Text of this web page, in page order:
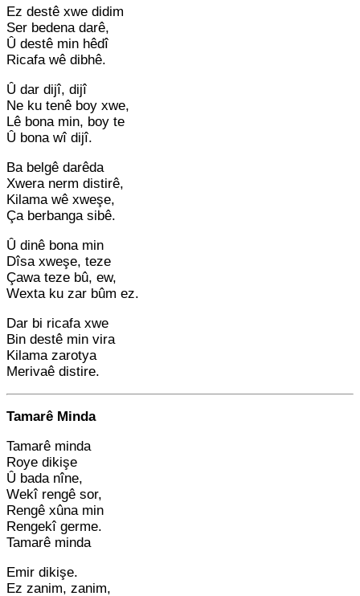
Ez destê xwe didim
Ser bedena darê,
Û destê min hêdî
Ricafa wê dibhê.
Û dar dijî, dijî
Ne ku tenê boy xwe,
Lê bona min, boy te
Û bona wî dijî.
Ba belgê darêda
Xwera nerm distirê,
Kilama wê xweşe,
Ça berbanga sibê.
Û dinê bona min
Dîsa xweşe, teze
Çawa teze bû, ew,
Wexta ku zar bûm ez.
Dar bi ricafa xwe
Bin destê min vira
Kilama zarotya
Merivaê distire.
Tamarê Minda
Tamarê minda
Roye dikişe
Û bada nîne,
Wekî rengê sor,
Rengê xûna min
Rengekî germe.
Tamarê minda
Emir dikişe.
Ez zanim, zanim,